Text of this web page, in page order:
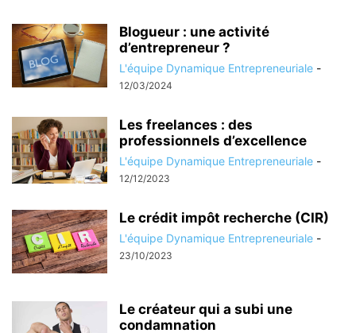
Blogueur : une activité
d’entrepreneur ?
L'équipe Dynamique Entrepreneuriale -
12/03/2024
Les freelances : des
professionnels d’excellence
L'équipe Dynamique Entrepreneuriale -
12/12/2023
Le crédit impôt recherche (CIR)
L'équipe Dynamique Entrepreneuriale -
23/10/2023
Le créateur qui a subi une
condamnation